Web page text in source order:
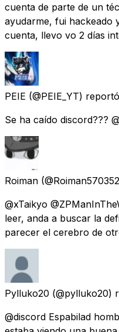
cuenta de parte de un
ayudarme, fui hackeado
cuenta, llevo vo 2 días
PEIE (@PEIE_YT) reportó
Se ha caído discord???
Roiman
@xTaikyo
leer, anda a buscar la
parecer el cerebro de
Pylluko20 (@pylluko20)
@discord Espabilad